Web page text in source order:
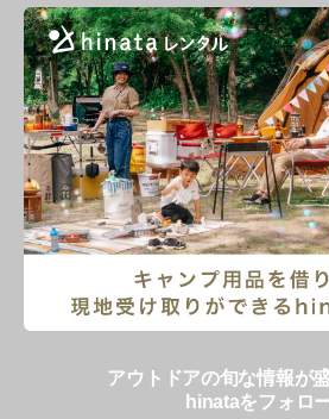
アウトドアの旬な情報が
hinataをフォロ